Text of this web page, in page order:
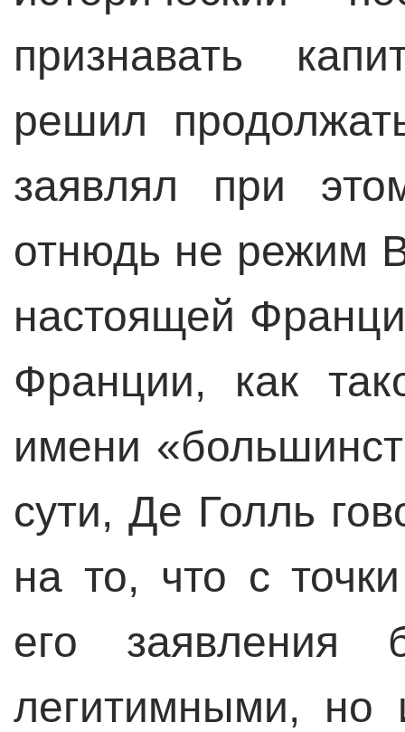
признавать
решил
заявлял при
отнюдь не режим
настоящей
Франции, как
имени
сути, Де Голль
на то, что с
его
легитимными, но